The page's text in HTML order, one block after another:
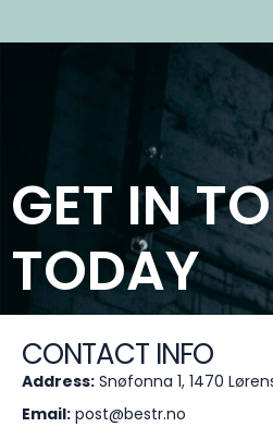
GET IN
TODAY
CONTACT INFO
Address: Snøfonna 1, 1470
Email: post@bestr.no